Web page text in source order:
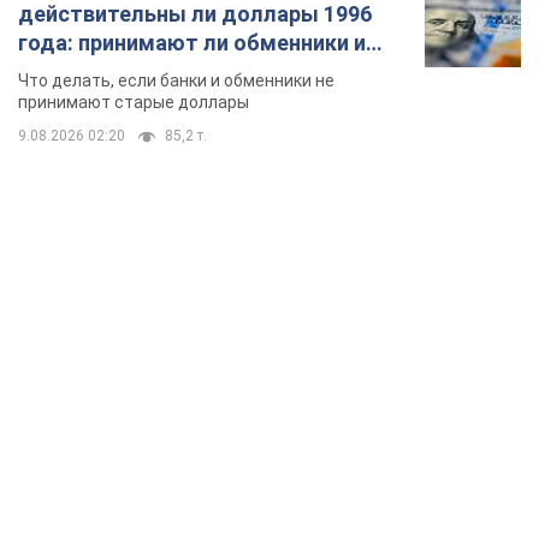
действительны ли доллары 1996
года: принимают ли обменники и
банки такие купюры
Что делать, если банки и обменники не
принимают старые доллары
9.08.2026 02:20 85,2 т.